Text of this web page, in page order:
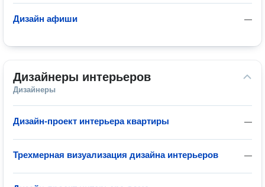
—
Дизайн афиши
Дизайнеры интерьеров
Дизайнеры
—
Дизайн-проект интерьера квартиры
—
Трехмерная визуализация дизайна интерьеров